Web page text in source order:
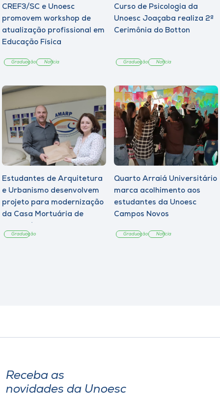
CREF3/SC e Unoesc
promovem workshop de
atualização profissional em
Educação Física
Graduação Notícia
Curso de Psicologia da
Unoesc Joaçaba realiza 2ª
Cerimônia do Botton
Graduação Notícia
Estudantes de Arquitetura
e Urbanismo desenvolvem
projeto para modernização
da Casa Mortuária de
Graduação
Quarto Arraiá Universitário
marca acolhimento aos
estudantes da Unoesc
Campos Novos
Graduação Notícia
Receba as
novidades da Unoesc